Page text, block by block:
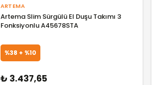
ARTEMA
Artema Slim Sürgülü El Duşu Takımı 3
Fonksiyonlu A45678STA
%38 + %10
₺ 3.437,65